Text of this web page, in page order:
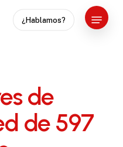
¿Hablamos?
Menu
de
de 597